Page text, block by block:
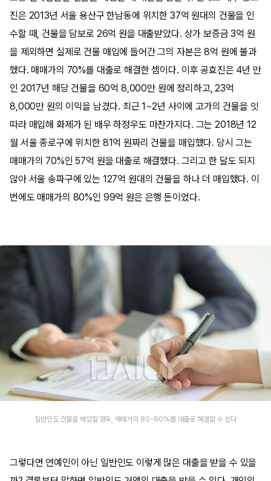
진은 2013년 서울 용산구 한남동에 위치한 37억 원대의 건물을 인
수할 때, 건물을 담보로 26억 원을 대출받았다. 상가 보증금 3억 원
을 제외하면 실제로 건물 매입에 들어간 그의 자본은 8억 원에 불과
했다. 매매가의 70%를 대출로 해결한 셈이다. 이후 공효진은 4년 만
인 2017년 해당 건물을 60억 8,000만 원에 정리하고, 23억
8,000만 원의 이익을 남겼다. 최근 1~2년 사이에 고가의 건물을 잇
따라 매입해 화제가 된 배우 하정우도 마찬가지다. 그는 2018년 12
월 서울 종로구에 위치한 81억 원짜리 건물을 매입했다. 당시 그는
매매가의 70%인 57억 원을 대출로 해결했다. 그리고 한 달도 되지
않아 서울 송파구에 있는 127억 원대의 건물을 하나 더 매입했다. 이
번에도 매매가의 80%인 99억 원은 은행 돈이었다.
일반인도 건물을 매입할 경우, 매매가의 80~90%를 대출로 해결할 수 있다
그렇다면 연예인이 아닌 일반인도 이렇게 많은 대출을 받을 수 있을